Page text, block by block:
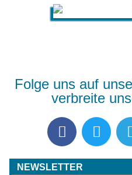
Folge uns auf
verbreite
NEWSLETTER